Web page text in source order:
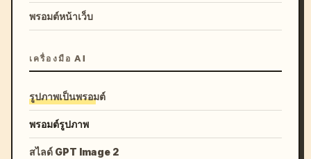
พรอมต์หน้าเว็บ
เครื่องมือ AI
รูปภาพเป็นพรอมต์
พรอมต์รูปภาพ
สไลด์ GPT Image 2